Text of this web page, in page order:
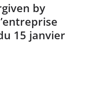
by
15 janvier